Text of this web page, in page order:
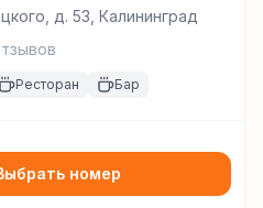
д. 53, Калининград
Ресторан Бар
номер